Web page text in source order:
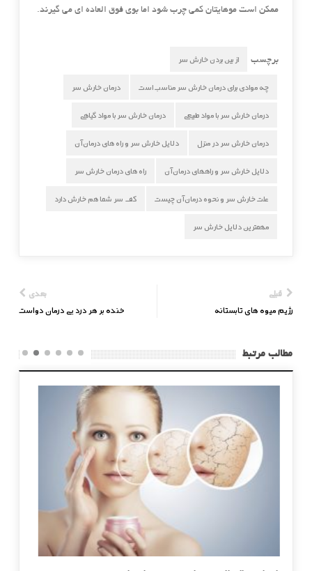
ممکن است موهایتان کمی چرب شود اما بوی فوق العاده ای می گیرند.
برچسب از بین بردن خارش سر
چه موادی برای درمان خارش سر مناسب است درمان خارش سر
درمان خارش سر با مواد طبیعی درمان خارش سر با مواد گیاهی
درمان خارش سر در منزل دلایل خارش سر و راه های درمان آن
دلایل خارش سر و راههای درمان آن راه های درمان خارش سر
علت خارش سر و نحوه درمان آن چیست كف سر شما هم خارش دارد
مهمترین دلایل خارش سر
قبلی
رژیم میوه های تابستانه
بعدی
خنده بر هر درد بی درمان دواست
مطالب مرتبط